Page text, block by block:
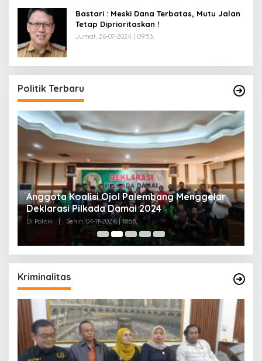
Bastari : Meski Dana Terbatas, Mutu Jalan
Tetap Diprioritaskan !
Jumat, 26-07-2024, | 09:53,
Politik Terbaru
Anggota Koalisi Ojol Palembang Menggelar
Deklarasi Pilkada Damai 2024
Di Politik | Senin, 04-11-2024, | 18:58,
Kriminalitas